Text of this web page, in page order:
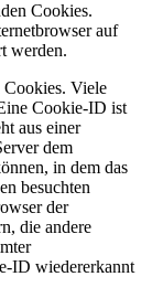
Cookies.
auf
werden.
Cookies. Viele
Cookie-ID ist
aus einer
dem
in dem das
besuchten
der
die andere
ID wiedererkannt